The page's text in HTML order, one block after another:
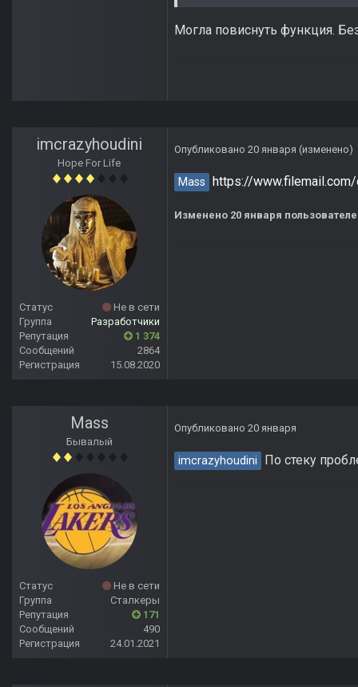
Могла повиснуть функция.
imcrazyhoudini
Hope For Life
Статус
Не в сети
Группа
Разработчики
Репутация
1 374
Сообщений
2864
Регистрация
15.08.2020
Опубликовано 20 января (изменено)
Mass https://
Изменено 20 января
Mass
Бывалый
Статус
Не в сети
Группа
Сталкеры
Репутация
171
Сообщений
490
Регистрация
24.01.2021
Опубликовано 20 января
imcrazyhoudini По стеку